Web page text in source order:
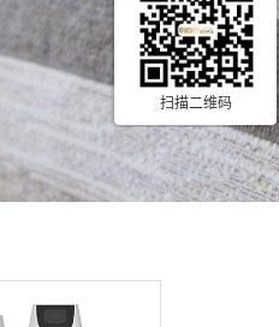
扫描二维码